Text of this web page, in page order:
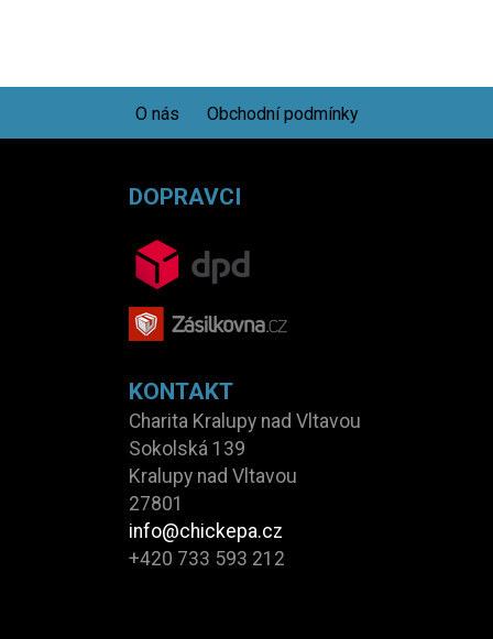
O nás Obchodní podmínky
DOPRAVCI
KONTAKT
Charita Kralupy nad Vltavou
Sokolská 139
Kralupy nad Vltavou
27801
info@chickepa.cz
+420 733 593 212